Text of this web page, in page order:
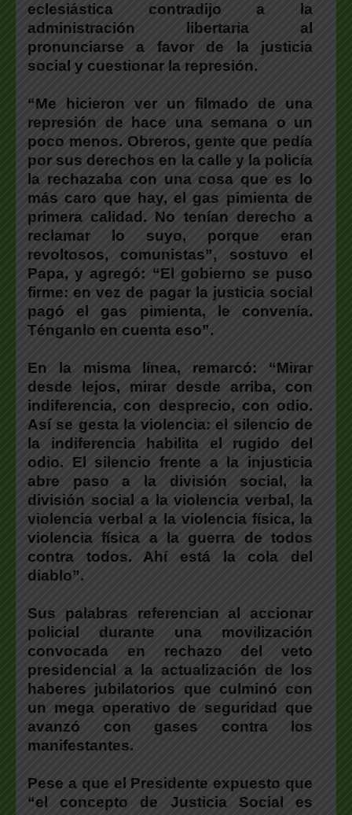
eclesiástica contradijo a la
administración libertaria al
pronunciarse a favor de la justicia
social y cuestionar la represión.
“Me hicieron ver un filmado de una
represión de hace una semana o un
poco menos. Obreros, gente que pedía
por sus derechos en la calle y la policía
la rechazaba con una cosa que es lo
más caro que hay, el gas pimienta de
primera calidad. No tenían derecho a
reclamar lo suyo, porque eran
revoltosos, comunistas”, sostuvo el
Papa, y agregó: “El gobierno se puso
firme: en vez de pagar la justicia social
pagó el gas pimienta, le convenía.
Ténganlo en cuenta eso”.
En la misma línea, remarcó: “Mirar
desde lejos, mirar desde arriba, con
indiferencia, con desprecio, con odio.
Así se gesta la violencia: el silencio de
la indiferencia habilita el rugido del
odio. El silencio frente a la injusticia
abre paso a la división social, la
división social a la violencia verbal, la
violencia verbal a la violencia física, la
violencia física a la guerra de todos
contra todos. Ahí está la cola del
diablo”.
Sus palabras referencian al accionar
policial durante una movilización
convocada en rechazo del veto
presidencial a la actualización de los
haberes jubilatorios que culminó con
un mega operativo de seguridad que
avanzó con gases contra los
manifestantes.
Pese a que el Presidente expuesto que
“el concepto de Justicia Social es